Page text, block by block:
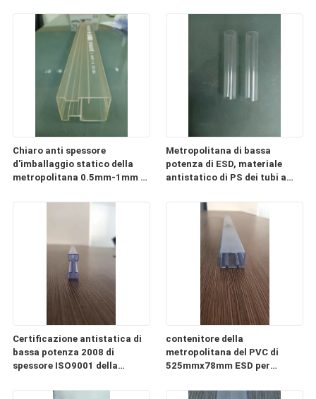
Chiaro anti spessore
d'imballaggio statico della
metropolitana 0.5mm-1mm di
metropolitana
Metropolitana di bassa
potenza di ESD, materiale
antistatico di PS dei tubi a
Certificazione antistatica di
bassa potenza 2008 di
spessore ISO9001 della
contenitore della
metropolitana del PVC di
525mmx78mm ESD per
alimentazione